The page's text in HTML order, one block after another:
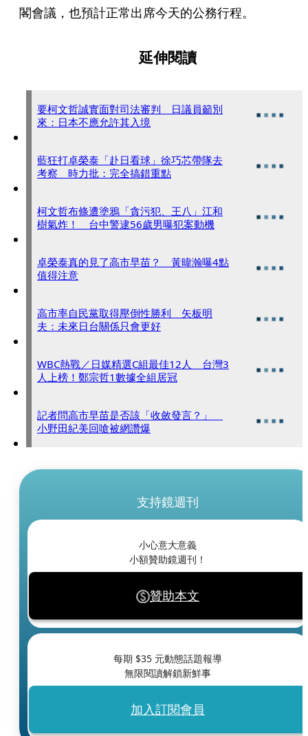
閣會議，也預計正常出席今天的公務行程。
延伸閱讀
要柯文哲誠實面對司法審判 日議員籲別
來：日本不應允許其入境
藍狂打卓榮泰「赴日看球」徐巧芯帶隊去
考察 時力批：完全搞錯重點
柯文哲布條遭塗鴉「貪污犯、王八」江和
樹氣炸！ 台中警逮56歲男曝犯案動機
卓榮泰真的見了高市早苗？ 黃暐瀚曝4點
值得注意
高市率自民黨取得壓倒性勝利 矢板明
夫：未來日台關係只會更好
WBC熱戰／日媒精選C組最佳12人 台灣3
人上榜！鄭宗哲1數據全組居冠
記者問高市早苗是否該「收斂發言？」
小野田紀美回嗆被網讚爆
支持鏡週刊
小心意大意義
小額贊助鏡週刊！
贊助本文
每期 $35 元動態話題報導
無限閱讀解鎖新鮮事
加入訂閱會員